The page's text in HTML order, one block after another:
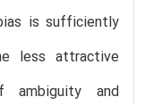
is sufficiently
less attractive
ambiguity and